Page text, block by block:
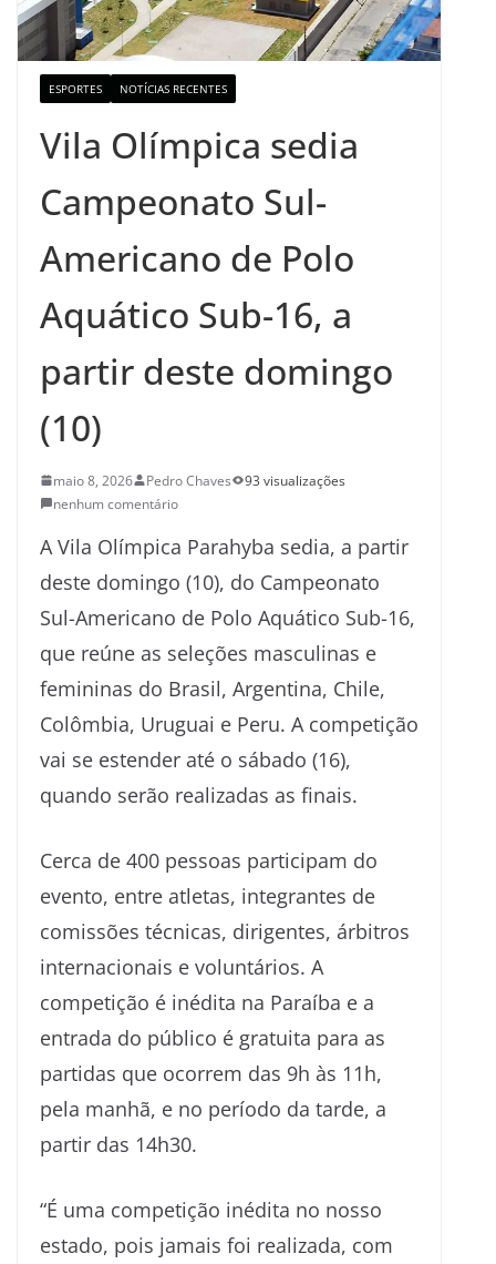
ESPORTES NOTÍCIAS RECENTES
Vila Olímpica sedia
Campeonato Sul-
Americano de Polo
Aquático Sub-16, a
partir deste domingo
(10)
maio 8, 2026 Pedro Chaves
93 visualizações
nenhum comentário
A Vila Olímpica Parahyba sedia, a partir
deste domingo (10), do Campeonato
Sul-Americano de Polo Aquático Sub-16,
que reúne as seleções masculinas e
femininas do Brasil, Argentina, Chile,
Colômbia, Uruguai e Peru. A competição
vai se estender até o sábado (16),
quando serão realizadas as finais.
Cerca de 400 pessoas participam do
evento, entre atletas, integrantes de
comissões técnicas, dirigentes, árbitros
internacionais e voluntários. A
competição é inédita na Paraíba e a
entrada do público é gratuita para as
partidas que ocorrem das 9h às 11h,
pela manhã, e no período da tarde, a
partir das 14h30.
“É uma competição inédita no nosso
estado, pois jamais foi realizada, com